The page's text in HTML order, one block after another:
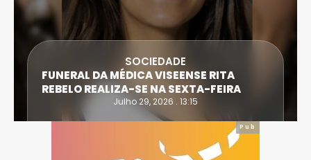
SOCIEDADE
FUNERAL DA MÉDICA VISEENSE RITA
REBELO REALIZA-SE NA SEXTA-FEIRA
Julho 29, 2026 . 13:15
Pub